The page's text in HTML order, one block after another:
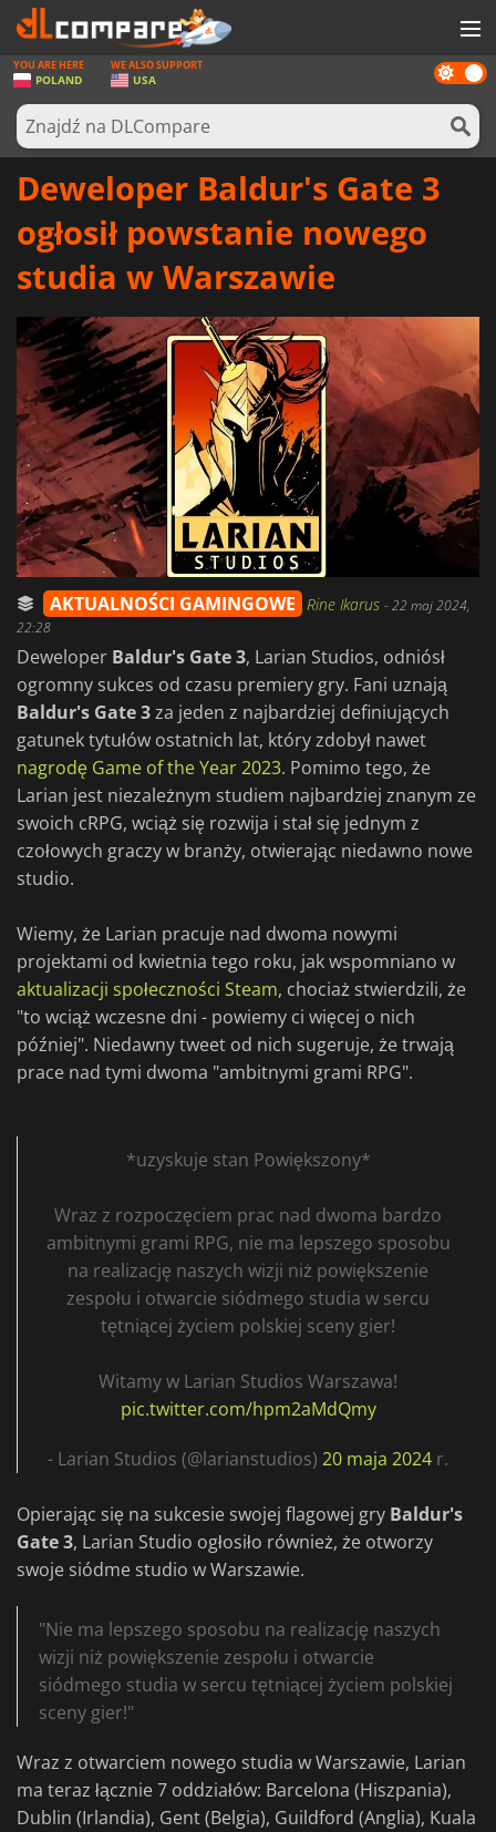
GRY
KARTY DO GIER
OPROGRAMOWANIE
SPRZĘT KOMPUTEROWY
ZALOGUJ SIĘ LUB ZAREJESTRUJ
Dark
mode
YOU ARE HERE
POLAND
WE ALSO SUPPORT
USA
Deweloper Baldur's Gate 3
ogłosił powstanie nowego
studia w Warszawie
AKTUALNOŚCI GAMINGOWE Rine Ikarus -22 maj 2024,
22:28
Deweloper Baldur's Gate 3, Larian Studios, odniósł
ogromny sukces od czasu premiery gry. Fani uznają
Baldur's Gate 3za jeden z najbardziej definiujących
gatunek tytułów ostatnich lat, który zdobył nawet
nagrodę Game of the Year 2023. Pomimo tego, że
Larian jest niezależnym studiem najbardziej znanym ze
swoich cRPG, wciąż się rozwija i stał się jednym z
czołowych graczy w branży, otwierając niedawno nowe
studio.
Wiemy, że Larian pracuje nad dwoma nowymi
projektami od kwietnia tego roku, jak wspomniano w
aktualizacji społeczności Steam, chociaż stwierdzili, że
"to wciąż wczesne dni - powiemy ci więcej o nich
później". Niedawny tweet od nich sugeruje, że trwają
prace nad tymi dwoma "ambitnymi grami RPG".
*uzyskuje stan Powiększony*
Wraz z rozpoczęciem prac nad dwoma bardzo
ambitnymi grami RPG, nie ma lepszego sposobu
na realizację naszych wizji niż powiększenie
zespołu i otwarcie siódmego studia w sercu
tętniącej życiem polskiej sceny gier!
Witamy w Larian Studios Warszawa!
pic.twitter.com/hpm2aMdQmy
- Larian Studios (@larianstudios) 20 maja 2024 r.
Opierając się na sukcesie swojej flagowej gry Baldur's
Gate 3, Larian Studio ogłosiło również, że otworzy
swoje siódme studio w Warszawie.
"Nie ma lepszego sposobu na realizację naszych
wizji niż powiększenie zespołu i otwarcie
siódmego studia w sercu tętniącej życiem polskiej
sceny gier!"
Wraz z otwarciem nowego studia w Warszawie, Larian
ma teraz łącznie 7 oddziałów: Barcelona (Hiszpania),
Dublin (Irlandia), Gent (Belgia), Guildford (Anglia), Kuala